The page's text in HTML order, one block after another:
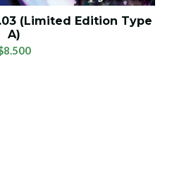
(Limited Edition Type
A)